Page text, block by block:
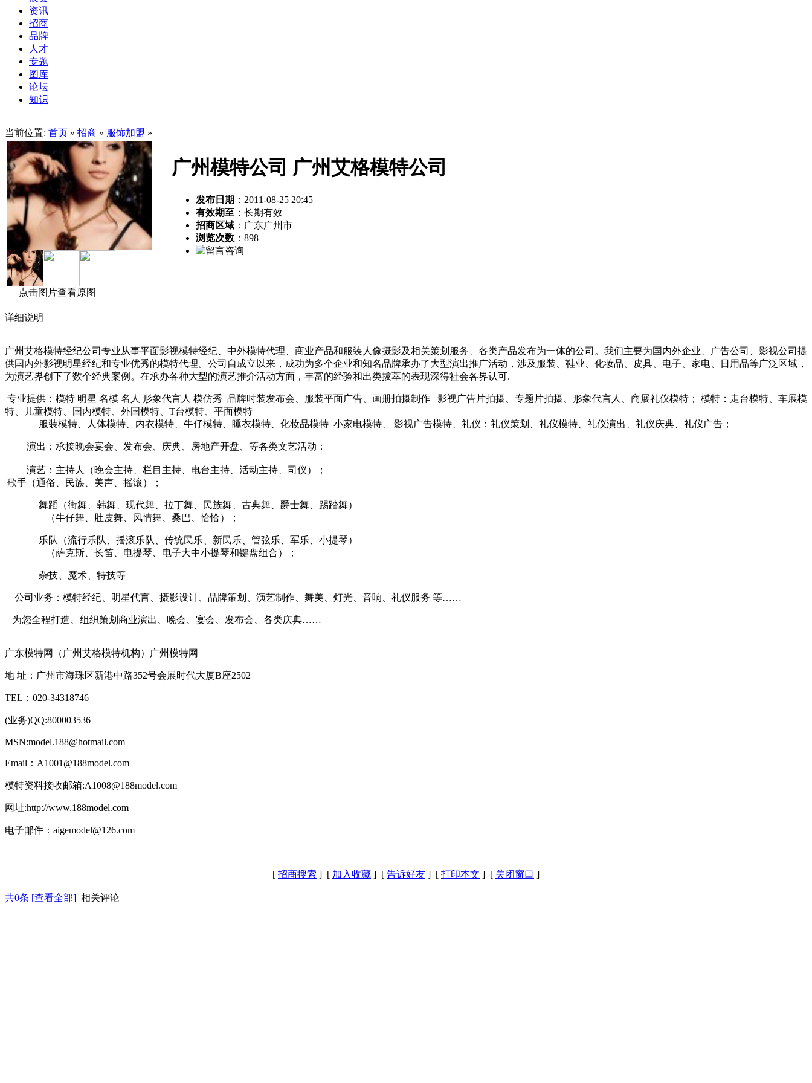
资讯
招商
品牌
人才
专题
图库
论坛
知识
当前位置: 首页 » 招商 » 服饰加盟 »
点击图片查看原图
广州模特公司 广州艾格模特公司
发布日期 ：2011-08-25 20:45
有效期至 ：长期有效
招商区域 ：广东广州市
浏览次数 ： 898
详细说明
广州艾格模特经纪公司专业从事平面影视模特经纪、中外模特代理、商业产品和服装人像摄影及相关策划服务、各类产品发布为一体的公司。我们主要为国内外企业、广告公司、影视公司提
供国内外影视明星经纪和专业优秀的模特代理。公司自成立以来，成功为多个企业和知名品牌承办了大型演出推广活动，涉及服装、鞋业、化妆品、皮具、电子、家电、日用品等广泛区域，
为演艺界创下了数个经典案例。在承办各种大型的演艺推介活动方面，丰富的经验和出类拔萃的表现深得社会各界认可.
专业提供：模特 明星 名模 名人 形象代言人 模仿秀 品牌时装发布会、服装平面广告、画册拍摄制作 影视广告片拍摄、专题片拍摄、形象代言人、商展礼仪模特； 模特：走台模特、车展模
特、儿童模特、国内模特、外国模特、T台模特、平面模特
服装模特、人体模特、内衣模特、牛仔模特、睡衣模特、化妆品模特 小家电模特、 影视广告模特、礼仪：礼仪策划、礼仪模特、礼仪演出、礼仪庆典、礼仪广告；
演出：承接晚会宴会、发布会、庆典、房地产开盘、等各类文艺活动；
演艺：主持人（晚会主持、栏目主持、电台主持、活动主持、司仪）；
歌手（通俗、民族、美声、摇滚）；
舞蹈（街舞、韩舞、现代舞、拉丁舞、民族舞、古典舞、爵士舞、踢踏舞）
（牛仔舞、肚皮舞、风情舞、桑巴、恰恰）；
乐队（流行乐队、摇滚乐队、传统民乐、新民乐、管弦乐、军乐、小提琴）
（萨克斯、长笛、电提琴、电子大中小提琴和键盘组合）；
杂技、魔术、特技等
公司业务：模特经纪、明星代言、摄影设计、品牌策划、演艺制作、舞美、灯光、音响、礼仪服务 等……
为您全程打造、组织策划商业演出、晚会、宴会、发布会、各类庆典……
广东模特网（广州艾格模特机构）广州模特网
地 址：广州市海珠区新港中路352号会展时代大厦B座2502
TEL：020-34318746
(业务)QQ:800003536
MSN:model.188@hotmail.com
Email：A1001@188model.com
模特资料接收邮箱:A1008@188model.com
网址:http://www.188model.com
电子邮件：aigemodel@126.com
[ 招商搜索 ] [ 加入收藏 ] [ 告诉好友 ] [ 打印本文 ] [ 关闭窗口 ]
共0条 [查看全部] 相关评论